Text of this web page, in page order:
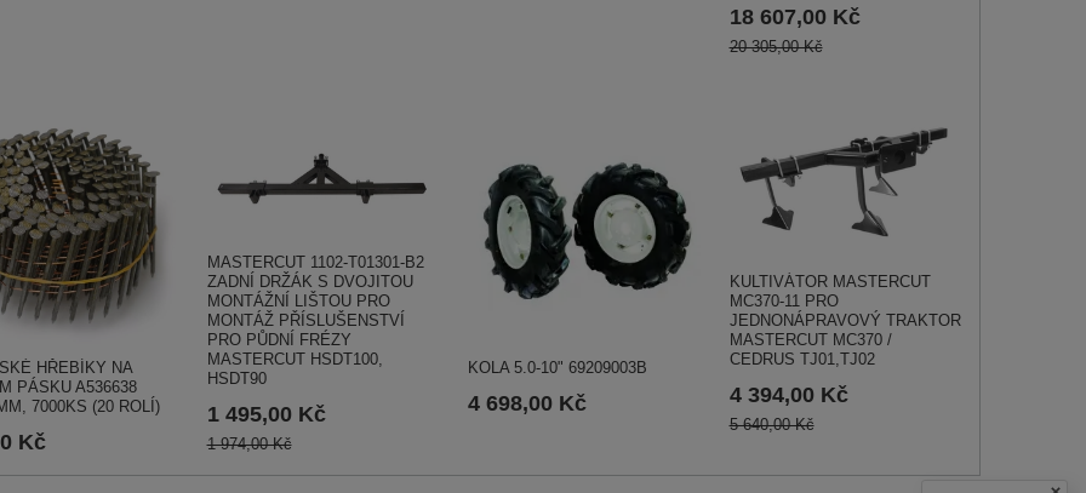
18 607,00 Kč
20 305,00 Kč
HŘEBÍKY NA
PÁSKU A536638
7000KS (20 ROLÍ)
Kč
MASTERCUT 1102-T01301-B2
ZADNÍ DRŽÁK S DVOJITOU
MONTÁŽNÍ LIŠTOU PRO
MONTÁŽ PŘÍSLUŠENSTVÍ
PRO PŮDNÍ FRÉZY
MASTERCUT HSDT100,
HSDT90
1 495,00 Kč
1 974,00 Kč
KOLA 5.0-10" 69209003B
4 698,00 Kč
KULTIVÁTOR MASTERCUT
MC370-11 PRO
JEDNONÁPRAVOVÝ TRAKTOR
MASTERCUT MC370 /
CEDRUS TJ01,TJ02
4 394,00 Kč
5 640,00 Kč